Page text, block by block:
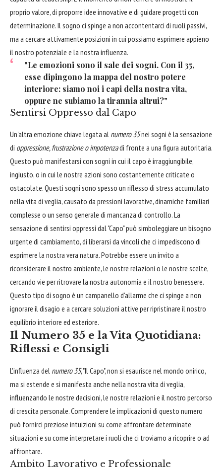
proprio valore, di proporre idee innovative e di guidare progetti con
determinazione. Il sogno ci spinge a non accontentarci di ruoli passivi,
ma a cercare attivamente posizioni in cui possiamo esprimere appieno
il nostro potenziale e la nostra influenza.
"Le emozioni sono il sale dei sogni. Con il 35,
esse dipingono la mappa del nostro potere
interiore: siamo noi i capi della nostra vita,
oppure ne subiamo la tirannia altrui?"
Sentirsi Oppresso dal Capo
Un'altra emozione chiave legata al numero 35nei sogni è la sensazione
di oppressione, frustrazione o impotenzadi fronte a una figura autoritaria.
Questo può manifestarsi con sogni in cui il capo è irraggiungibile,
ingiusto, o in cui le nostre azioni sono costantemente criticate o
ostacolate. Questi sogni sono spesso un riflesso di stress accumulato
nella vita di veglia, causato da pressioni lavorative, dinamiche familiari
complesse o un senso generale di mancanza di controllo. La
sensazione di sentirsi oppressi dal "Capo" può simboleggiare un bisogno
urgente di cambiamento, di liberarsi da vincoli che ci impediscono di
esprimere la nostra vera natura. Potrebbe essere un invito a
riconsiderare il nostro ambiente, le nostre relazioni o le nostre scelte,
cercando vie per ritrovare la nostra autonomia e il nostro benessere.
Questo tipo di sogno è un campanello d'allarme che ci spinge a non
ignorare il disagio e a cercare soluzioni attive per ripristinare il nostro
equilibrio interiore ed esteriore.
Il Numero 35 e la Vita Quotidiana:
Riflessi e Consigli
L'influenza del numero 35, "Il Capo", non si esaurisce nel mondo onirico,
ma si estende e si manifesta anche nella nostra vita di veglia,
influenzando le nostre decisioni, le nostre relazioni e il nostro percorso
di crescita personale. Comprendere le implicazioni di questo numero
può fornirci preziose intuizioni su come affrontare determinate
situazioni e su come interpretare i ruoli che ci troviamo a ricoprire o ad
affrontare.
Ambito Lavorativo e Professionale